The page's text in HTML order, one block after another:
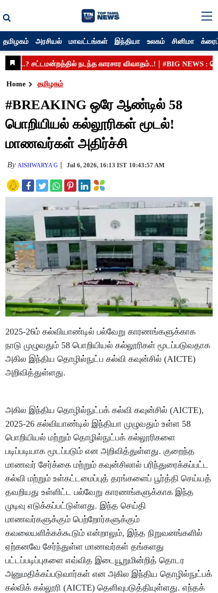
தமிழகம் அரசியல் மாவட்டங்கள் இந்தியா உலகம் சினிமா
Home தமிழகம்
#BREAKING ஒரே ஆண்டில் 58
பொறியியல் கல்லூரிகள் மூடல்!
மாணவர்கள் அதிர்ச்சி
By AISHWARYA G Jul 6, 2026, 16:13 IST 10:43:57 AM
2025-26ம் கல்வியாண்டில் பல்வேறு காரணங்களுக்காக
நாடு முழுவதும் 58 பொறியியல் கல்லூரிகள் மூடப்படுவதாக
அகில இந்திய தொழில்நுட்ப கல்வி கவுன்சில் (AICTE)
அறிவித்துள்ளது.
அகில இந்திய தொழில்நுட்பக் கல்வி கவுன்சில் (AICTE),
2025-26 கல்வியாண்டில் இந்தியா முழுவதும் உள்ள 58
பொறியியல் மற்றும் தொழில்நுட்பக் கல்லூரிகளை
படிப்படியாக மூடப்படும் என அறிவித்துள்ளது. குறைந்த
மாணவர் சேர்க்கை மற்றும் கவுன்சிலால் பரிந்துரைக்கப்பட்ட
கல்வி மற்றும் உள்கட்டமைப்புத் தரங்களைப் பூர்த்தி செய்யத்
தவறியது உள்ளிட்ட பல்வேறு காரணங்களுக்காக இந்த
முடிவு எடுக்கப்பட்டுள்ளது. இந்த செய்தி
மாணவர்களுக்கும் பெற்றோர்களுக்கும்
கவலையளிக்கக்கூடும் என்றாலும், இந்த நிறுவனங்களில்
ஏற்கனவே சேர்ந்துள்ள மாணவர்கள் தங்களது
பட்டப்படிப்புகளை எவ்வித இடையூறுமின்றித் தொடர
அனுமதிக்கப்படுவார்கள் என அகில இந்திய தொழில்நுட்பக்
கல்விக் கல்லூரி (AICTE) தெளிவுபடுத்தியுள்ளது. எந்தக்